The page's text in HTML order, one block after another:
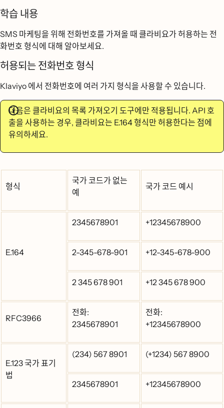
학습 내용
SMS 마케팅을 위해 전화번호를 가져올 때 클라비요가 허용하는 전
화번호 형식에 대해 알아보세요.
허용되는 전화번호 형식
Klaviyo 에서 전화번호에 여러 가지 형식을 사용할 수 있습니다.
다음은 클라비요의 목록 가져오기 도구에만 적용됩니다. API 호
출을 사용하는 경우, 클라비요는 E.164 형식만 허용한다는 점에
유의하세요.
형식
국가 코드가 없는
예
국가 코드 예시
E.164
2345678901 +12345678900
2-345-678-901 +12-345-678-900
2 345 678 901 +12 345 678 900
RFC3966
전화:
2345678901
전화:
+12345678900
E.123 국가 표기
법
(234) 567 8901 (+1234) 567 8900
2345678901 +12345678900